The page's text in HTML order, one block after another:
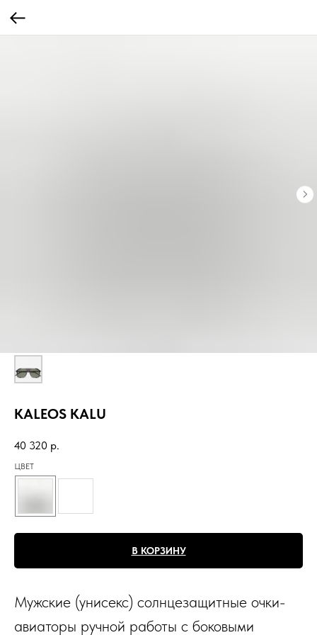
KALEOS KALU
40 320 р.
ЦВЕТ
В КОРЗИНУ
Мужские (унисекс) солнцезащитные очки-
авиаторы ручной работы с боковыми